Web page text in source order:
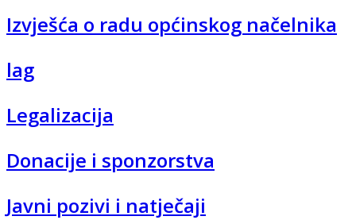
Izvješća o radu općinskog načelnika
lag
Legalizacija
Donacije i sponzorstva
Javni pozivi i natječaji